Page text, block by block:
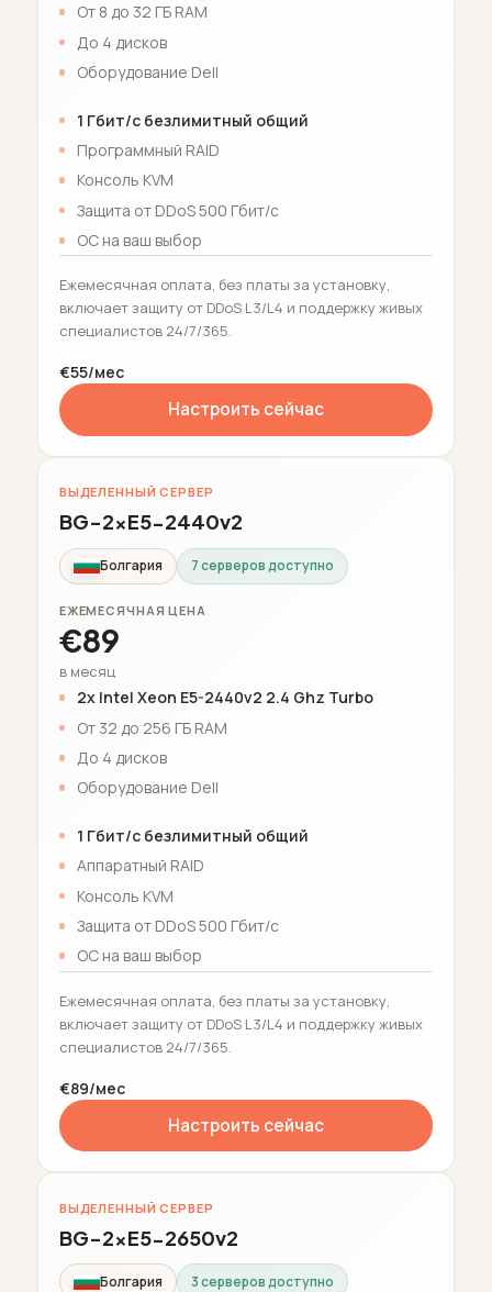
От 8 до 32 ГБ RAM
До 4 дисков
Оборудование Dell
1 Гбит/с безлимитный общий
Программный RAID
Консоль KVM
Защита от DDoS 500 Гбит/с
ОС на ваш выбор
Ежемесячная оплата, без платы за установку,
включает защиту от DDoS L3/L4 и поддержку живых
специалистов 24/7/365.
€55/мес
Настроить сейчас
ВЫДЕЛЕННЫЙ СЕРВЕР
BG-2xE5-2440v2
Болгария 7 серверов доступно
ЕЖЕМЕСЯЧНАЯ ЦЕНА
€89
в месяц
2x Intel Xeon E5-2440v2 2.4 Ghz Turbo
От 32 до 256 ГБ RAM
До 4 дисков
Оборудование Dell
1 Гбит/с безлимитный общий
Аппаратный RAID
Консоль KVM
Защита от DDoS 500 Гбит/с
ОС на ваш выбор
Ежемесячная оплата, без платы за установку,
включает защиту от DDoS L3/L4 и поддержку живых
специалистов 24/7/365.
€89/мес
Настроить сейчас
ВЫДЕЛЕННЫЙ СЕРВЕР
BG-2xE5-2650v2
Болгария 3 серверов доступно